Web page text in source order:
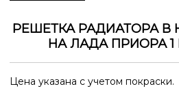
РЕШЕТКА РАДИАТОРА
НА ЛАДА ПРИОРА
Цена указана с учетом покраски.